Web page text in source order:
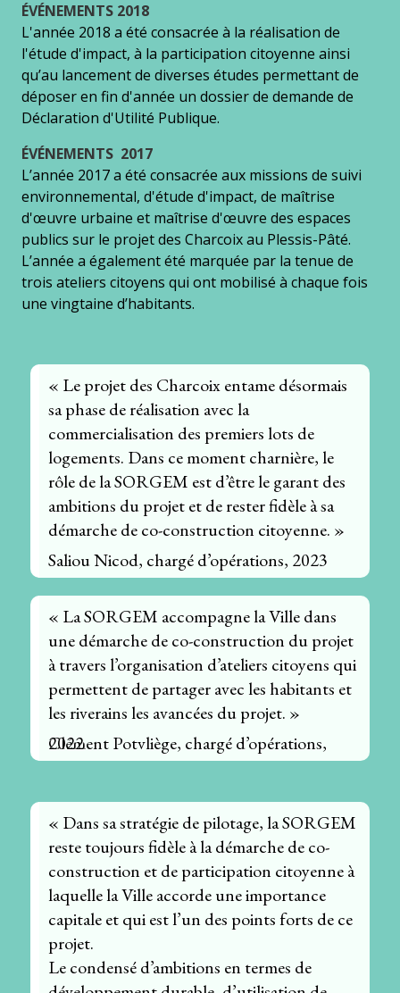
ÉVÉNEMENTS 2018
L'année 2018 a été consacrée à la réalisation de
l'étude d'impact, à la participation citoyenne ainsi
qu’au lancement de diverses études permettant de
déposer en fin d'année un dossier de demande de
Déclaration d'Utilité Publique.
ÉVÉNEMENTS 2017
L’année 2017 a été consacrée aux missions de suivi
environnemental, d'étude d'impact, de maîtrise
d'œuvre urbaine et maîtrise d'œuvre des espaces
publics sur le projet des Charcoix au Plessis-Pâté.
L’année a également été marquée par la tenue de
trois ateliers citoyens qui ont mobilisé à chaque fois
une vingtaine d’habitants.
« Le projet des Charcoix entame désormais
sa phase de réalisation avec la
commercialisation des premiers lots de
logements. Dans ce moment charnière, le
rôle de la SORGEM est d’être le garant des
ambitions du projet et de rester fidèle à sa
démarche de co-construction citoyenne. »
Saliou Nicod, chargé d’opérations, 2023
« La SORGEM accompagne la Ville dans
une démarche de co-construction du projet
à travers l’organisation d’ateliers citoyens qui
permettent de partager avec les habitants et
les riverains les avancées du projet. »
Clément Potvliège, chargé d’opérations, 2022
« Dans sa stratégie de pilotage, la SORGEM
reste toujours fidèle à la démarche de co-
construction et de participation citoyenne à
laquelle la Ville accorde une importance
capitale et qui est l’un des points forts de ce
projet.
Le condensé d’ambitions en termes de